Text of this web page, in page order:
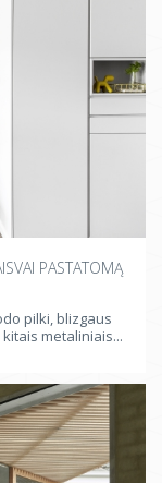
PASTATOMĄ
pilki, blizgaus
metaliniais...